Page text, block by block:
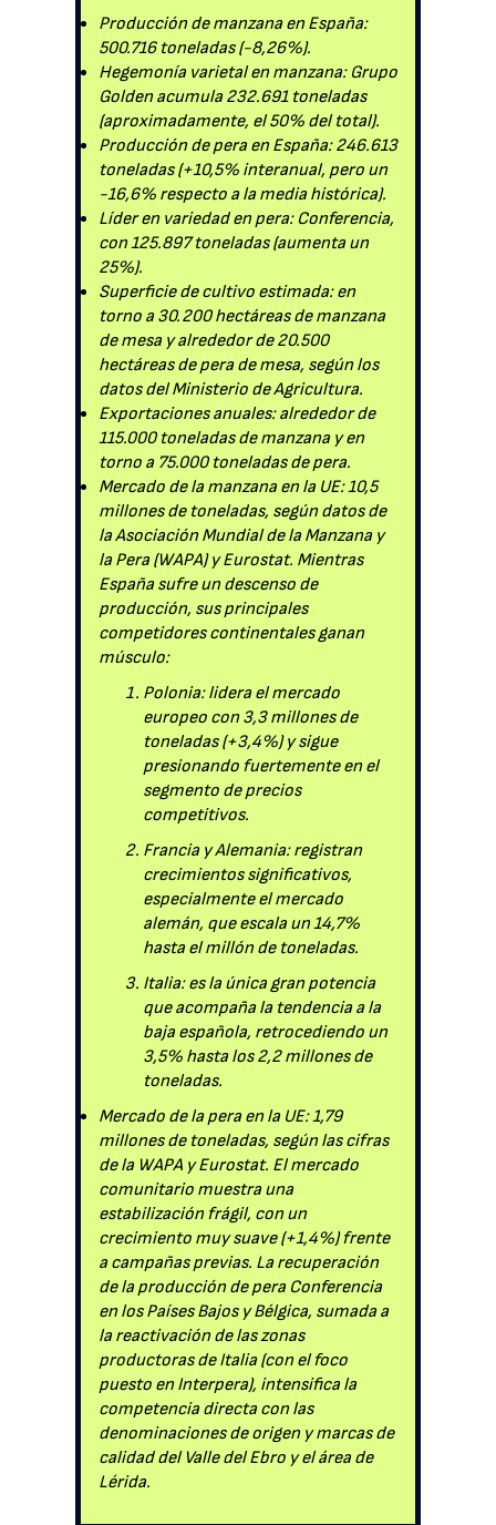
Producción de manzana en España:
500.716 toneladas (-8,26%).
Hegemonía varietal en manzana: Grupo
Golden acumula 232.691 toneladas
(aproximadamente, el 50% del total).
Producción de pera en España: 246.613
toneladas (+10,5% interanual, pero un
-16,6% respecto a la media histórica).
Líder en variedad en pera: Conferencia,
con 125.897 toneladas (aumenta un
25%).
Superficie de cultivo estimada: en
torno a 30.200 hectáreas de manzana
de mesa y alrededor de 20.500
hectáreas de pera de mesa, según los
datos del Ministerio de Agricultura.
Exportaciones anuales: alrededor de
115.000 toneladas de manzana y en
torno a 75.000 toneladas de pera.
Mercado de la manzana en la UE: 10,5
millones de toneladas, según datos de
la Asociación Mundial de la Manzana y
la Pera (WAPA) y Eurostat. Mientras
España sufre un descenso de
producción, sus principales
competidores continentales ganan
músculo:
Polonia: lidera el mercado
europeo con 3,3 millones de
toneladas (+3,4%) y sigue
presionando fuertemente en el
segmento de precios
competitivos.
Francia y Alemania: registran
crecimientos significativos,
especialmente el mercado
alemán, que escala un 14,7%
hasta el millón de toneladas.
Italia: es la única gran potencia
que acompaña la tendencia a la
baja española, retrocediendo un
3,5% hasta los 2,2 millones de
toneladas.
Mercado de la pera en la UE: 1,79
millones de toneladas, según las cifras
de la WAPA y Eurostat. El mercado
comunitario muestra una
estabilización frágil, con un
crecimiento muy suave (+1,4%) frente
a campañas previas. La recuperación
de la producción de pera Conferencia
en los Países Bajos y Bélgica, sumada a
la reactivación de las zonas
productoras de Italia (con el foco
puesto en Interpera), intensifica la
competencia directa con las
denominaciones de origen y marcas de
calidad del Valle del Ebro y el área de
Lérida.